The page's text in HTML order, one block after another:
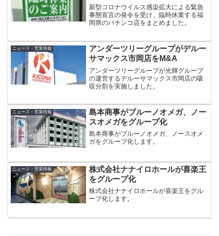
新型コロナウイルス感染拡大による緊急
事態宣言の発令を受け、臨時休業する福
岡県のパチンコ店をまとめました。
ニュース・営業情報
アンダーツリーグループがデルー
サマックス市岡店をM&A
アンダーツリーグループが光輝グループ
の運営するデルーサマックス市岡店の吸
収分割を実施しました。
ニュース・営業情報
島本商事がブルーノオメガ、ノー
スオメガをグループ化
島本商事がブルーノオメガ、ノースオメ
ガをグループ化します。
ニュース・営業情報
株式会社ナナイロホールが喜楽王
をグループ化
株式会社ナナイロホールが喜楽王をグル
ープ化します。